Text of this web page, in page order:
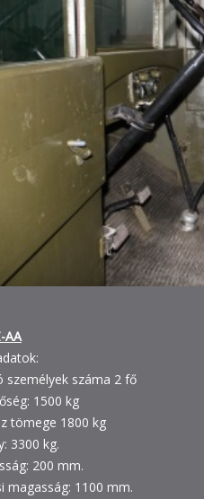
AA
személyek száma 2 fő
1500 kg
tömege 1800 kg
3300 kg.
200 mm.
magasság: 1100 mm.